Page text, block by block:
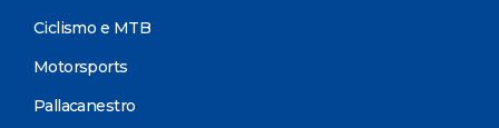
Ciclismo e MTB
Motorsports
Pallacanestro